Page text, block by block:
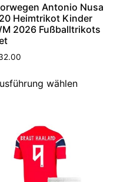
Antonio Nusa
Heimtrikot Kinder
2026 Fußballtrikots
wählen